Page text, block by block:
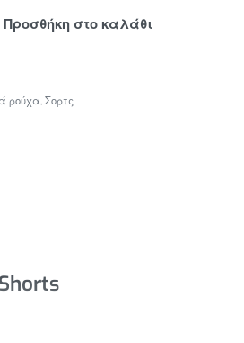
Προσθήκη στο καλάθι
ρούχα, Σορτς